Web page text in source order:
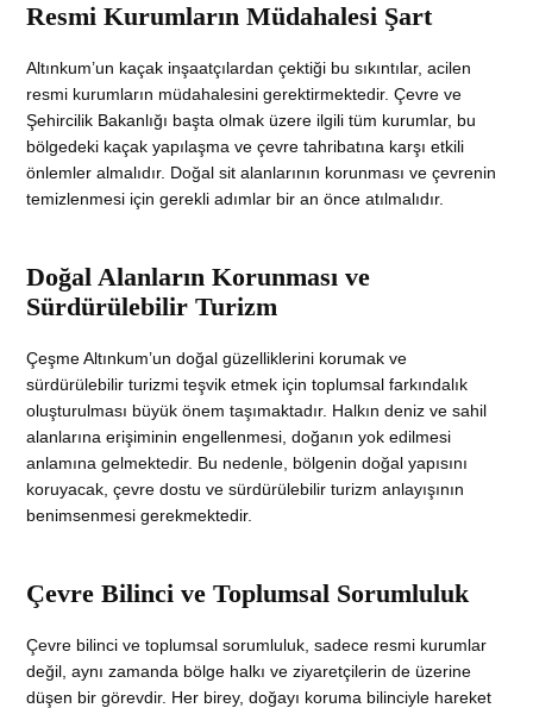
Resmi Kurumların Müdahalesi Şart
Altınkum’un kaçak inşaatçılardan çektiği bu sıkıntılar, acilen
resmi kurumların müdahalesini gerektirmektedir. Çevre ve
Şehircilik Bakanlığı başta olmak üzere ilgili tüm kurumlar, bu
bölgedeki kaçak yapılaşma ve çevre tahribatına karşı etkili
önlemler almalıdır. Doğal sit alanlarının korunması ve çevrenin
temizlenmesi için gerekli adımlar bir an önce atılmalıdır.
Doğal Alanların Korunması ve
Sürdürülebilir Turizm
Çeşme Altınkum’un doğal güzelliklerini korumak ve
sürdürülebilir turizmi teşvik etmek için toplumsal farkındalık
oluşturulması büyük önem taşımaktadır. Halkın deniz ve sahil
alanlarına erişiminin engellenmesi, doğanın yok edilmesi
anlamına gelmektedir. Bu nedenle, bölgenin doğal yapısını
koruyacak, çevre dostu ve sürdürülebilir turizm anlayışının
benimsenmesi gerekmektedir.
Çevre Bilinci ve Toplumsal Sorumluluk
Çevre bilinci ve toplumsal sorumluluk, sadece resmi kurumlar
değil, aynı zamanda bölge halkı ve ziyaretçilerin de üzerine
düşen bir görevdir. Her birey, doğayı koruma bilinciyle hareket